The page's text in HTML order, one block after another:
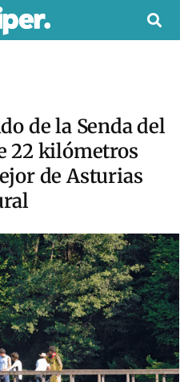
de la Senda del
22 kilómetros
de Asturias